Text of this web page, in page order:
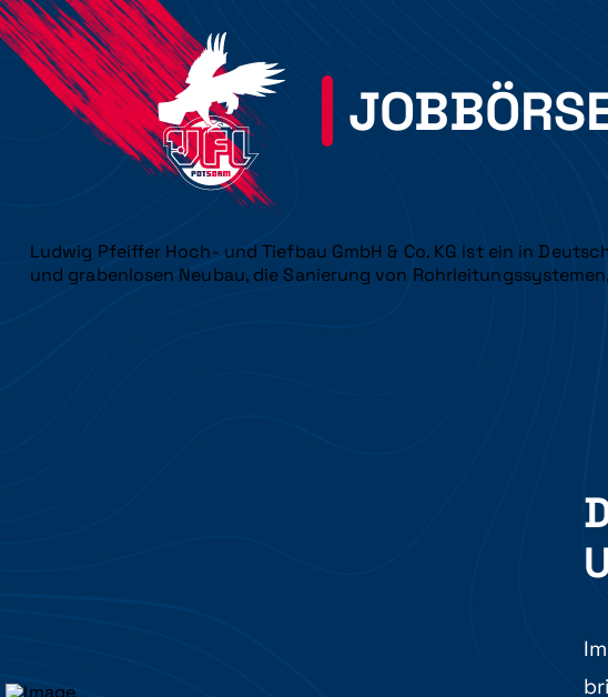
Ludwig Pfeiffer Hoch- und Tiefbau GmbH & Co. KG ist ein in
und grabenlosen Neubau, die Sanierung von